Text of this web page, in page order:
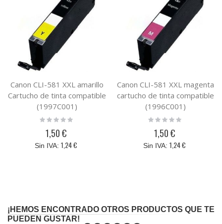
Canon CLI-581 XXL amarillo
Cartucho de tinta compatible
(1997C001)
Rating:
1,50 €
1,24 €
Canon CLI-581 XXL magenta
cartucho de tinta compatible
(1996C001)
Rating:
1,50 €
1,24 €
¡HEMOS ENCONTRADO OTROS PRODUCTOS QUE TE
PUEDEN GUSTAR!